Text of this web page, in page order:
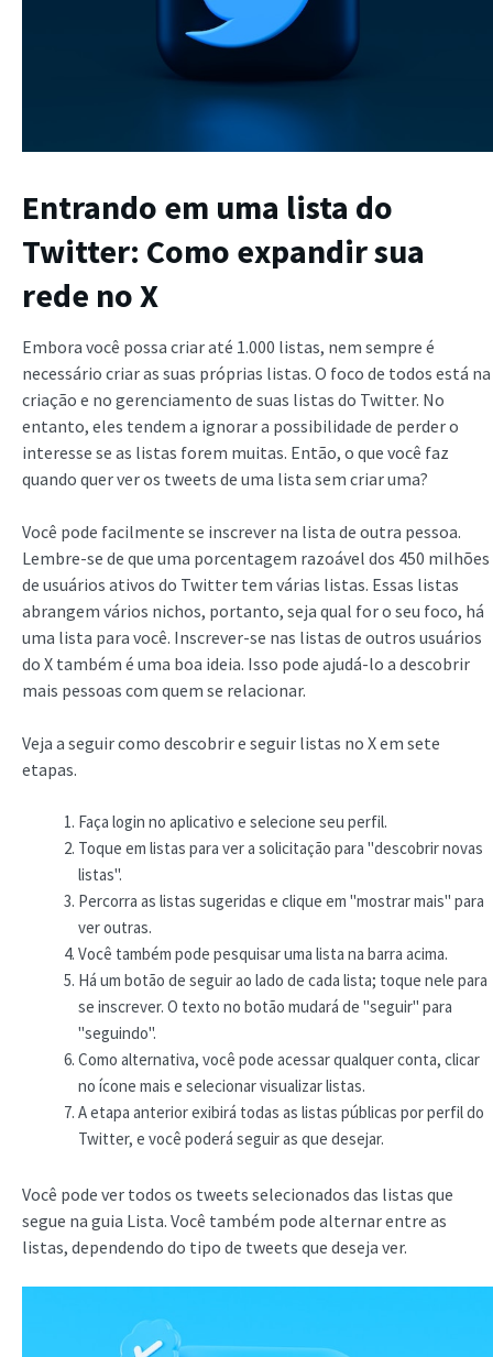
Entrando em uma lista do
Twitter: Como expandir sua
rede no X
Embora você possa criar até 1.000 listas, nem sempre é
necessário criar as suas próprias listas. O foco de todos está na
criação e no gerenciamento de suas listas do Twitter. No
entanto, eles tendem a ignorar a possibilidade de perder o
interesse se as listas forem muitas. Então, o que você faz
quando quer ver os tweets de uma lista sem criar uma?
Você pode facilmente se inscrever na lista de outra pessoa.
Lembre-se de que uma porcentagem razoável dos 450 milhões
de usuários ativos do Twitter tem várias listas. Essas listas
abrangem vários nichos, portanto, seja qual for o seu foco, há
uma lista para você. Inscrever-se nas listas de outros usuários
do X também é uma boa ideia. Isso pode ajudá-lo a descobrir
mais pessoas com quem se relacionar.
Veja a seguir como descobrir e seguir listas no X em sete
etapas.
Faça login no aplicativo e selecione seu perfil.
Toque em listas para ver a solicitação para "descobrir novas
listas".
Percorra as listas sugeridas e clique em "mostrar mais" para
ver outras.
Você também pode pesquisar uma lista na barra acima.
Há um botão de seguir ao lado de cada lista; toque nele para
se inscrever. O texto no botão mudará de "seguir" para
"seguindo".
Como alternativa, você pode acessar qualquer conta, clicar
no ícone mais e selecionar visualizar listas.
A etapa anterior exibirá todas as listas públicas por perfil do
Twitter, e você poderá seguir as que desejar.
Você pode ver todos os tweets selecionados das listas que
segue na guia Lista. Você também pode alternar entre as
listas, dependendo do tipo de tweets que deseja ver.